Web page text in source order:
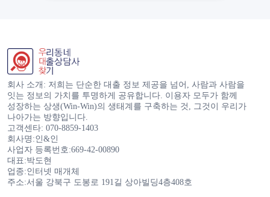
회사 소개: 저희는 단순한 대출 정보 제공을 넘어, 사람과 사람을
잇는 정보의 가치를 투명하게 공유합니다. 이용자 모두가 함께
성장하는 상생(Win-Win)의 생태계를 구축하는 것, 그것이 우리가
나아가는 방향입니다.
고객센타: 070-8859-1403
회사명:인&인
사업자 등록번호:669-42-00890
대표:박도현
업종:인터넷 매개체
주소:서울 강북구 도봉로 191길 상아빌딩4층408호